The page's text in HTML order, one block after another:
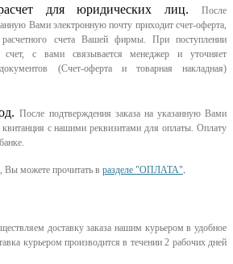
для юридических лиц.
После
Вами электронную почту приходит счет-оферта,
счета Вашей фирмы. При поступлении
с вами связывается менеджер и уточняет
(Счет-оферта и товарная накладная)
После подтверждения заказа на указанную Вами
с нашими реквизитами для оплаты. Оплату
Вы можете прочитать в разделе "ОПЛАТА".
доставку заказа нашим курьером в удобное
курьером производится в течении 2 рабочих дней